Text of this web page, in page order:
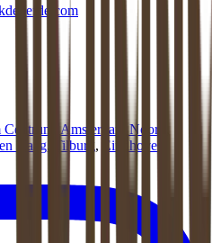
Amsterdam Noord
Haag Tilburg , Eindhoven